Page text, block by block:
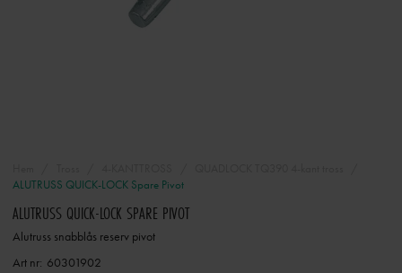
ALUTRUSS QUICK-LOCK Spare Pivot
ALUTRUSS QUICK-LOCK SPARE PIVOT
Alutruss snabblås reserv pivot
Art nr: 60301902